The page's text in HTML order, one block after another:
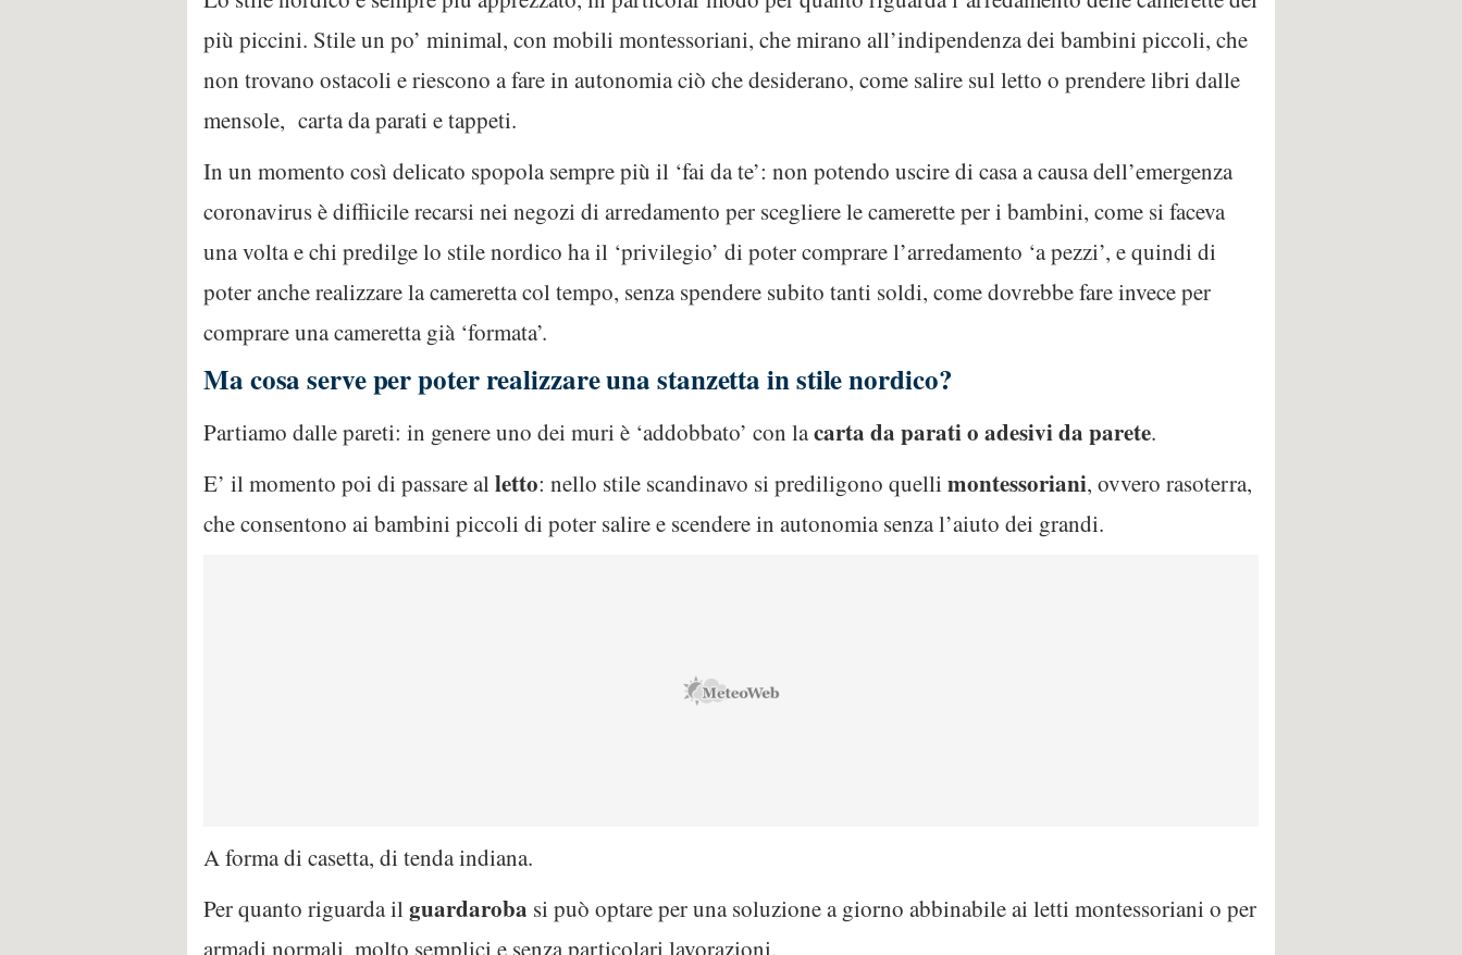
più piccini. Stile un po’ minimal, con mobili montessoriani, che mirano all’indipendenza dei bambini piccoli, che
non trovano ostacoli e riescono a fare in autonomia ciò che desiderano, come salire sul letto o prendere libri dalle
mensole, carta da parati e tappeti.
In un momento così delicato spopola sempre più il ‘fai da te’: non potendo uscire di casa a causa dell’emergenza
coronavirus è diffiicile recarsi nei negozi di arredamento per scegliere le camerette per i bambini, come si faceva
una volta e chi predilge lo stile nordico ha il ‘privilegio’ di poter comprare l’arredamento ‘a pezzi’, e quindi di
poter anche realizzare la cameretta col tempo, senza spendere subito tanti soldi, come dovrebbe fare invece per
comprare una cameretta già ‘formata’.
Ma cosa serve per poter realizzare una stanzetta in stile nordico?
Partiamo dalle pareti: in genere uno dei muri è ‘addobbato’ con lacarta da parati o adesivi da parete.
E’ il momento poi di passare alletto: nello stile scandinavo si prediligono quelli montessoriani, ovvero rasoterra,
che consentono ai bambini piccoli di poter salire e scendere in autonomia senza l’aiuto dei grandi.
A forma di casetta, di tenda indiana.
Per quanto riguarda ilguardaroba si può optare per una soluzione a giorno abbinabile ai letti montessoriani o per
armadi normali, molto semplici e senza particolari lavorazioni.